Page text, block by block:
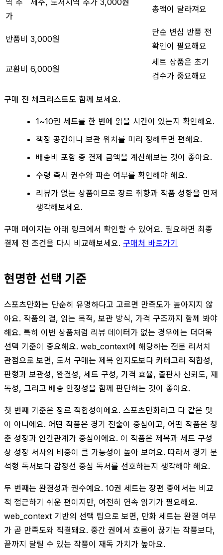
가
총액이 달라져요
반품비 3,000원
단순 변심 반품 전
확인이 필요해요
교환비 6,000원
세트 상품은 초기
검수가 중요해요
구매 전 체크리스트도 함께 보세요.
1~10권 세트를 한 번에 읽을 시간이 있는지 확인해요.
책장 공간이나 보관 위치를 미리 정해두면 편해요.
배송비 포함 총 결제 금액을 계산해보는 것이 좋아요.
수령 즉시 권수와 파손 여부를 확인해야 해요.
리뷰가 없는 상품이므로 장르 취향과 작품 성향을 먼저
생각해보세요.
구매 페이지는 아래 링크에서 확인할 수 있어요. 필요하면 최종
결제 전 조건을 다시 비교해보세요. 구매처 바로가기
현명한 선택 기준
스포츠만화는 단순히 유명하다고 고르면 만족도가 높아지지 않
아요. 작품의 결, 읽는 목적, 보관 방식, 가격 구조까지 함께 봐야
해요. 특히 이번 상품처럼 리뷰 데이터가 없는 경우에는 더더욱
선택 기준이 중요해요. web_context에 해당하는 전문 리서치
관점으로 보면, 도서 구매는 제목 인지도보다 카테고리 적합성,
판형과 보관성, 완결성, 세트 구성, 가격 효율, 출판사 신뢰도, 재
독성, 그리고 배송 안정성을 함께 판단하는 것이 좋아요.
첫 번째 기준은 장르 적합성이에요. 스포츠만화라고 다 같은 맛
이 아니에요. 어떤 작품은 경기 전술이 중심이고, 어떤 작품은 청
춘 성장과 인간관계가 중심이에요. 이 작품은 제목과 세트 구성
상 성장 서사의 비중이 클 가능성이 높아 보여요. 따라서 경기 분
석형 독서보다 감정선 중심 독서를 선호하는지 생각해야 해요.
두 번째는 완결성과 권수예요. 10권 세트는 장편 중에서는 비교
적 접근하기 쉬운 편이지만, 여전히 연속 읽기가 필요해요.
web_context 기반의 선택 팁으로 보면, 만화 세트는 완결 여부
가 곧 만족도와 직결돼요. 중간 권에서 흐름이 끊기는 작품보다,
끝까지 달릴 수 있는 작품이 재독 가치가 높아요.